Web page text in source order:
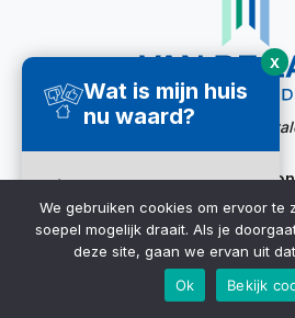
Wat is mijn huis
nu waard?
Direct een
waardecheck
ontvangen ➜
X
Website door:
Ook bereikbaar via
We gebruiken cookies om ervoor te
soepel mogelijk draait. Als je
deze site, gaan we ervan uit
Ok
Bekijk